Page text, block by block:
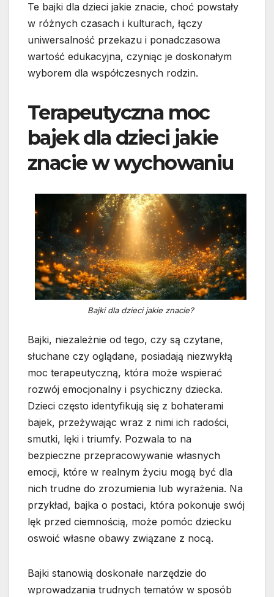
Te bajki dla dzieci jakie znacie, choć powstały
w różnych czasach i kulturach, łączy
uniwersalność przekazu i ponadczasowa
wartość edukacyjna, czyniąc je doskonałym
wyborem dla współczesnych rodzin.
Terapeutyczna moc
bajek dla dzieci jakie
znacie w wychowaniu
Bajki dla dzieci jakie znacie?
Bajki, niezależnie od tego, czy są czytane,
słuchane czy oglądane, posiadają niezwykłą
moc terapeutyczną, która może wspierać
rozwój emocjonalny i psychiczny dziecka.
Dzieci często identyfikują się z bohaterami
bajek, przeżywając wraz z nimi ich radości,
smutki, lęki i triumfy. Pozwala to na
bezpieczne przepracowywanie własnych
emocji, które w realnym życiu mogą być dla
nich trudne do zrozumienia lub wyrażenia. Na
przykład, bajka o postaci, która pokonuje swój
lęk przed ciemnością, może pomóc dziecku
oswoić własne obawy związane z nocą.
Bajki stanowią doskonałe narzędzie do
wprowadzania trudnych tematów w sposób